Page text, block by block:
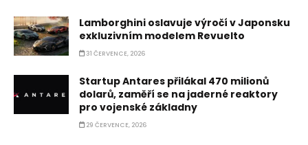
Lamborghini oslavuje výročí v Japonsku
exkluzivním modelem Revuelto
31 ČERVENCE, 2026
Startup Antares přilákal 470 milionů
dolarů, zaměří se na jaderné reaktory
pro vojenské základny
29 ČERVENCE, 2026